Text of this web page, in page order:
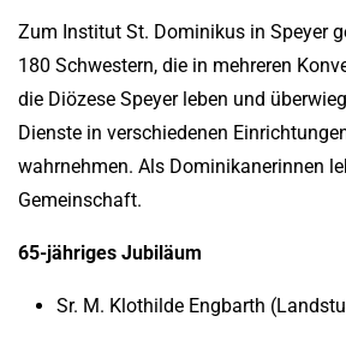
Zum Institut St. Dominikus in Speyer
180 Schwestern, die in mehreren
die Diözese Speyer leben und
Dienste in verschiedenen
wahrnehmen. Als Dominikanerinnen
Gemeinschaft.
65-jähriges Jubiläum
Sr. M. Klothilde Engbarth